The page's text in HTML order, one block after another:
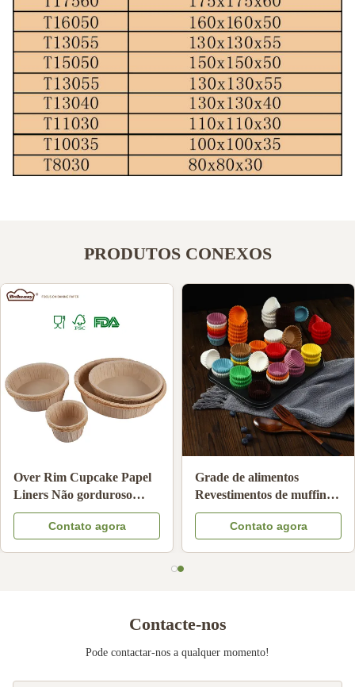
PRODUTOS CONEXOS
Over Rim Cupcake Papel
Liners Não gorduroso
resistente ao calor Muffin
Copas de Forja para
aniversário casamento
Contato agora
Grade de
Revestimentos de
prova de gordura
descartáveis de
cozimento não
Contato
Contacte-nos
Pode contactar-nos a qualquer momento!